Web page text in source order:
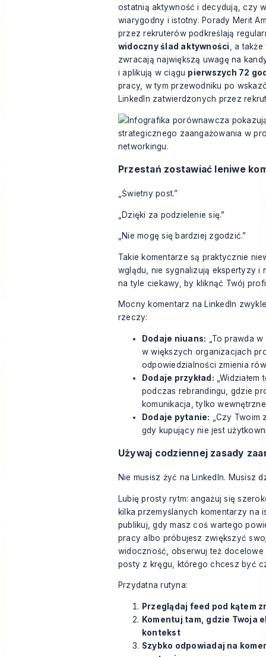
ostatnią aktywność i decydują, czy
wiarygodny i istotny. Porady Merit
przez rekruterów podkreślają
widoczny ślad aktywności
, a
zwracają największą uwagę na
i aplikują w ciągu pierwszych 72
pracy, w tym przewodniku po
LinkedIn zatwierdzonych przez
Przestań zostawiać leniwe
„Świetny post.”
„Dzięki za podzielenie się.”
„Nie mogę się bardziej zgodzić.”
Takie komentarze są praktycznie
wglądu, nie sygnalizują ekspertyzy i
na tyle ciekawy, by kliknąć Twój
Mocny komentarz na LinkedIn
rzeczy:
Dodaje niuans: „To prawda
w większych organizacjach
odpowiedzialności zmienia
Dodaje przykład:
podczas rebrandingu, gdzie
komunikacja, tylko
Dodaje pytanie: „Czy Twoim
gdy kupujący nie jest
Używaj codziennej zasady
Nie musisz żyć na LinkedIn. Musisz
Lubię prosty rytm: angażuj się
kilka przemyślanych komentarzy na
publikuj, gdy masz coś wartego
pracy albo próbujesz zwiększyć
widoczność, obserwuj też docelowe
posty z kręgu, którego chcesz być
Przydatna rutyna:
Przeglądaj feed pod kątem
Komentuj tam, gdzie Twoja
kontekst
Szybko odpowiadaj na